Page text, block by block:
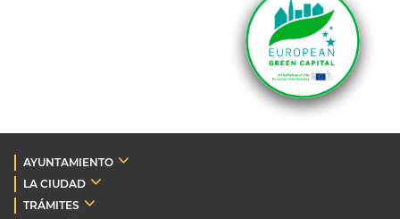
AYUNTAMIENTO
LA CIUDAD
TRÁMITES